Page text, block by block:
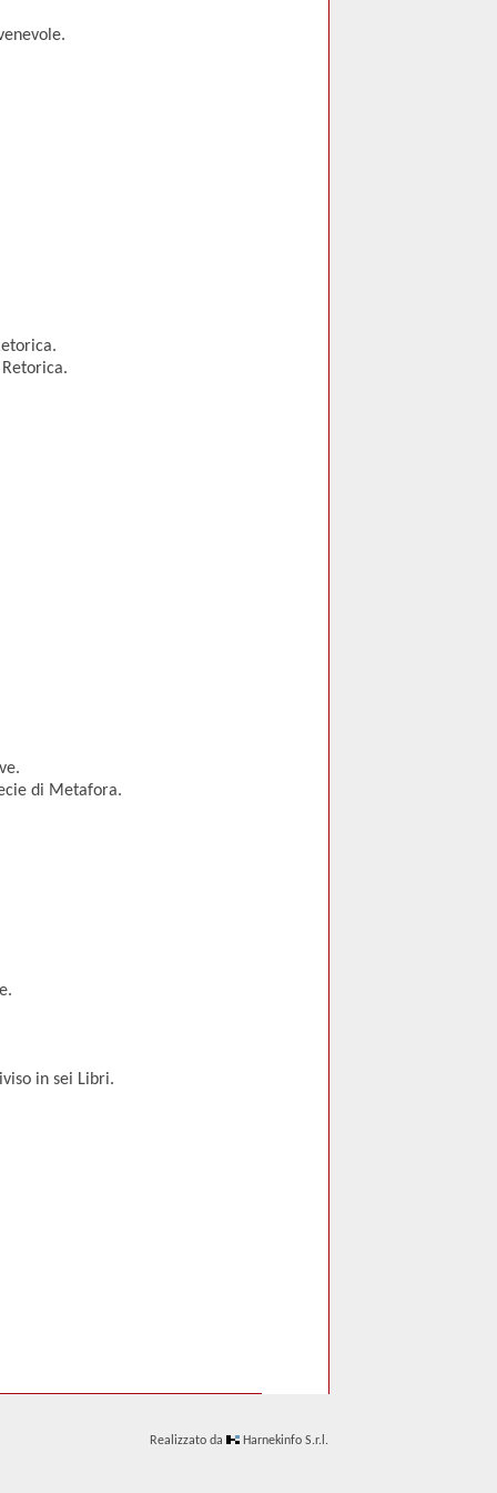
di Metafora.
in sei Libri.
Realizzato da Harnekinfo S.r.l.